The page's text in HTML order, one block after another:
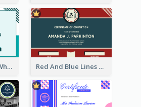
Simple Blue And White Rectangle Certificate Red And Blue Lines And Badge Completion Certificate